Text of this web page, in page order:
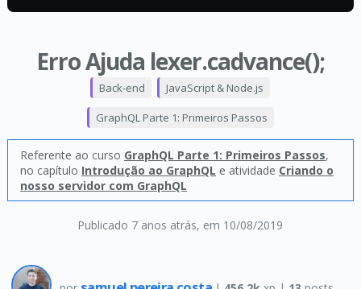
Erro Ajuda lexer.cadvance();
Publicado 7 anos atrás, em 10/08/2019
Back-end JavaScript & Node.js
GraphQL Parte 1: Primeiros Passos
Referente ao curso GraphQL Parte 1: Primeiros Passos,
no capítulo Introdução ao GraphQL e atividade Criando o
nosso servidor com GraphQL